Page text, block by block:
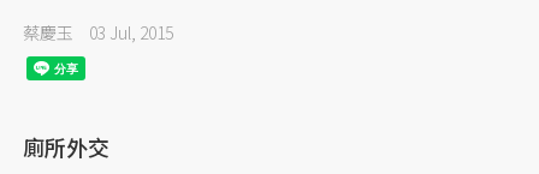
蔡慶玉 03 Jul, 2015
廁所外交